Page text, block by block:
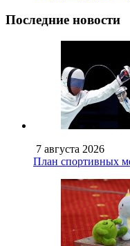
Последние новости
7 августа 2026
План спортивных